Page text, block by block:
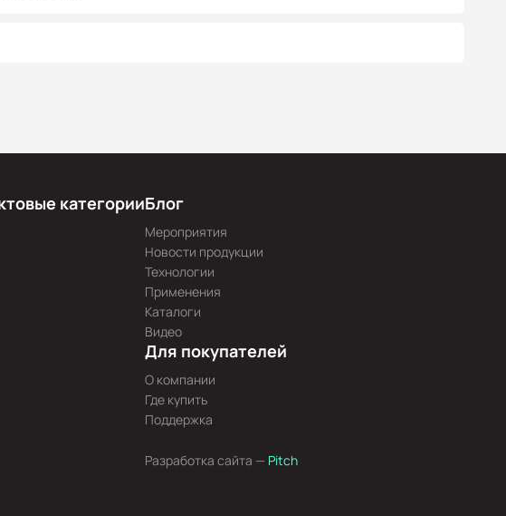
категорииБлог
Мероприятия
Новости продукции
Технологии
Применения
Каталоги
Видео
Для покупателей
О компании
Где купить
Поддержка
Разработка сайта — Pitch